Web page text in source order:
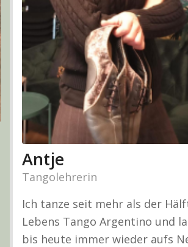
Antje
Tangolehrerin
Ich tanze seit mehr als der
Lebens Tango Argentino und
bis heute immer wieder aufs